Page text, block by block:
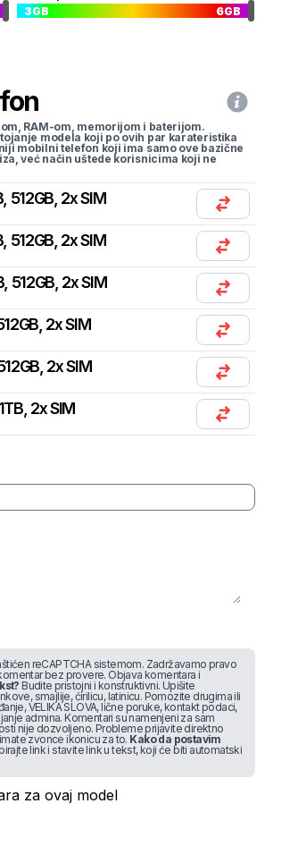
3GB 6GB
RAM-om, memorijom i baterijom.
modela koji po ovih par karateristika
mobilni telefon koji ima samo ove bazične
već način uštede korisnicima koji ne
512GB, 2x SIM
512GB, 2x SIM
512GB, 2x SIM
2x SIM
2x SIM
2x SIM
reCAPTCHA sistemom. Zadržavamo pravo
bez provere. Objava komentara i
Budite pristojni i konstruktivni. Upišite
smajlije, ćirilicu, latinicu. Pomozite drugima ili
VELIKA SLOVA, lične poruke, kontakt podaci,
admina. Komentari su namenjeni za sam
nije dozvoljeno. Probleme prijavite direktno
zvonce ikonicu za to. Kako da postavim
link i stavite link u tekst, koji će biti automatski
za ovaj model